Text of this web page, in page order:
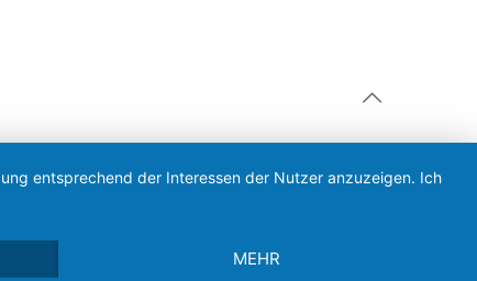
entsprechend der Interessen der Nutzer anzuzeigen. Ich
MEHR